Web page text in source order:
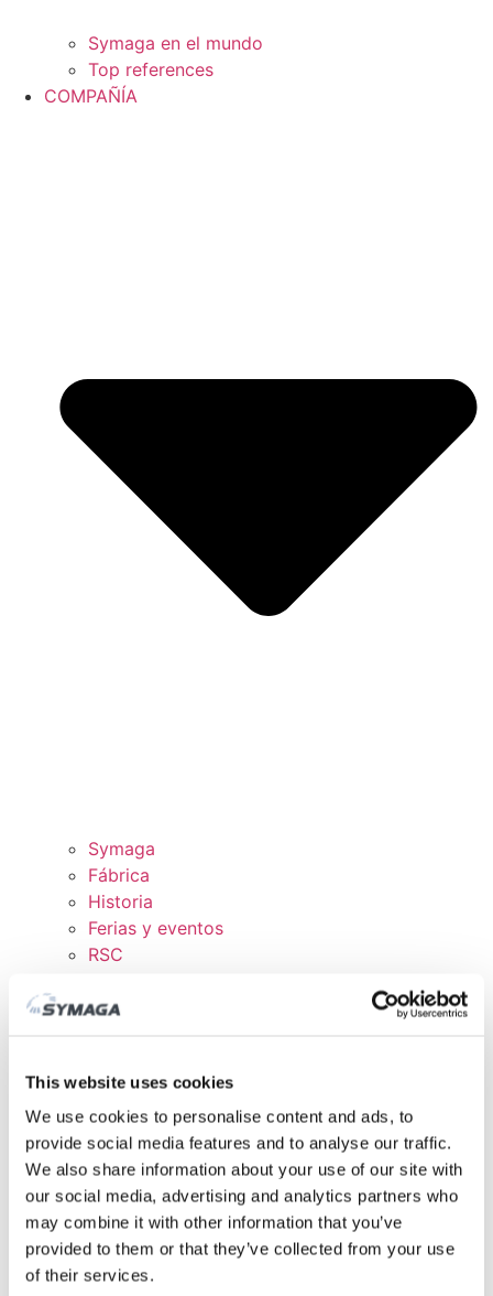
This website uses cookies
We use cookies to personalise content and ads, to
provide social media features and to analyse our traffic.
We also share information about your use of our site with
our social media, advertising and analytics partners who
may combine it with other information that you’ve
provided to them or that they’ve collected from your use
of their services.
Symaga en el mundo
Top references
COMPAÑÍA
Symaga
Fábrica
Historia
Ferias y eventos
RSC
Certificados y políticas